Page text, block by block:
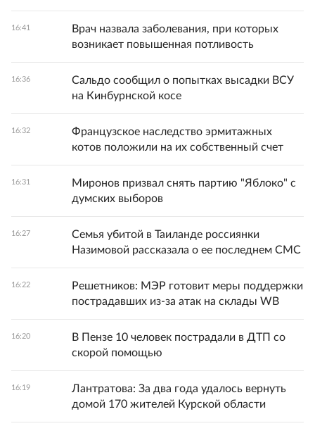
16:41
Врач назвала заболевания, при которых
возникает повышенная потливость
16:36
Сальдо сообщил о попытках высадки ВСУ
на Кинбурнской косе
16:32
Французское наследство эрмитажных
котов положили на их собственный счет
16:31
Миронов призвал снять партию "Яблоко" с
думских выборов
16:27
Семья убитой в Таиланде россиянки
Назимовой рассказала о ее последнем СМС
16:22
Решетников: МЭР готовит меры поддержки
пострадавших из-за атак на склады WB
16:20
В Пензе 10 человек пострадали в ДТП со
скорой помощью
16:19
Лантратова: За два года удалось вернуть
домой 170 жителей Курской области